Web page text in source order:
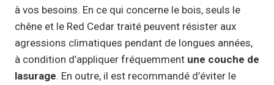
à vos besoins. En ce qui concerne le bois, seuls le
chêne et le Red Cedar traité peuvent résister aux
agressions climatiques pendant de longues années,
à condition d’appliquer fréquemment une couche de
lasurage. En outre, il est recommandé d’éviter le